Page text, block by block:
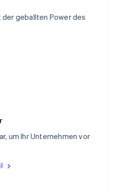
geballten Power des
um Ihr Unternehmen vor